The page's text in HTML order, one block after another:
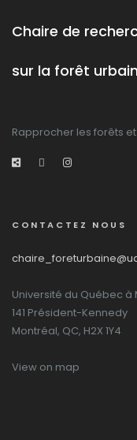
Chaire de
sur la forêt
Rapprocher les forêts
CONTACTEZ NOUS
Université du Québec à
141 Président-Kennedy
Montréal, QC, H2X 1Y4
View on map